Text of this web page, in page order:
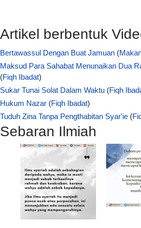
Artikel berbentuk
Bertawassul Dengan Buat Jamuan (
Maksud Para Sahabat Menunaikan Dua
(Fiqh Ibadat)
Sukar Tunai Solat Dalam Waktu (Fiqh
Hukum Nazar (Fiqh Ibadat)
Tuduh Zina Tanpa Pengthabitan Syar'ie (
Sebaran Ilmiah